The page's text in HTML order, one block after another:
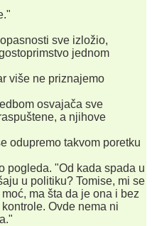
sve izložio,
jednom
više ne priznajemo
osvajača sve
a njihove
odupremo takvom poretku
"Od kada spada u
u politiku? Tomise, mi se
ma šta da je ona i bez
Ovde nema ni